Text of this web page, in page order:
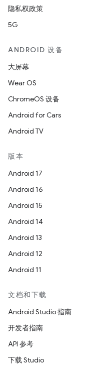
隐私权政策
5G
ANDROID 设备
大屏幕
Wear OS
ChromeOS 设备
Android for Cars
Android TV
版本
Android 17
Android 16
Android 15
Android 14
Android 13
Android 12
Android 11
文档和下载
Android Studio 指南
开发者指南
API 参考
下载 Studio